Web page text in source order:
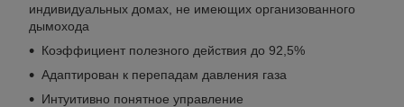
индивидуальных домах, не имеющих организованного
дымохода
Коэффициент полезного действия до 92,5%
Адаптирован к перепадам давления газа
Интуитивно понятное управление